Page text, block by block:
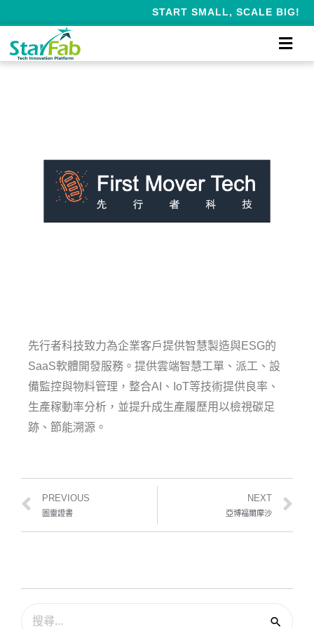
START SMALL, SCALE BIG!
先行者科技致力為企業客戶提供智慧製造與ESG的
SaaS軟體開發服務。提供雲端智慧工單、派工、設
備監控與物料管理，整合AI、IoT等技術提供良率、
生產稼動率分析，並提升成生產履歷用以檢視碳足
跡、節能溯源。
PREVIOUS
圖靈證書
NEXT
亞博福爾摩沙